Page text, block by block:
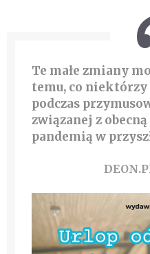
Te małe zmiany
temu, co niektórzy
podczas
związanej z
pandemią w